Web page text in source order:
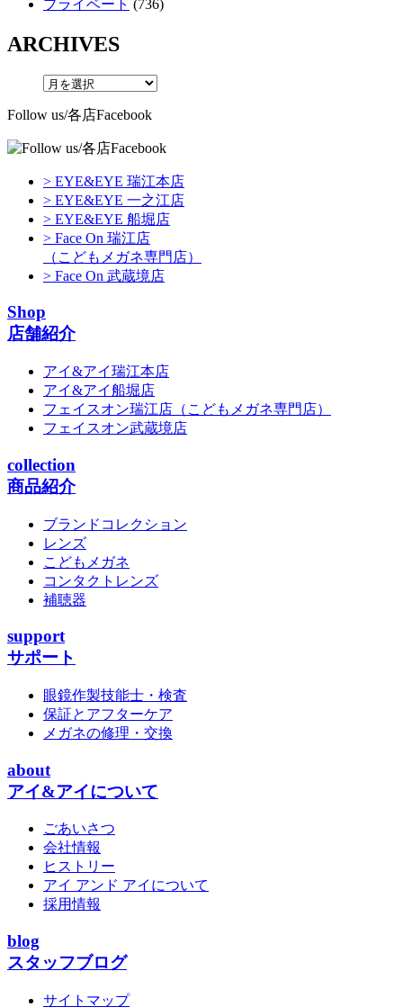
プライベート (736)
ARCHIVES
Follow us/各店Facebook
> EYE&EYE 瑞江本店
> EYE&EYE 一之江店
> EYE&EYE 船堀店
> Face On 瑞江店
（こどもメガネ専門店）
> Face On 武蔵境店
Shop
店舗紹介
アイ&アイ瑞江本店
アイ&アイ船堀店
フェイスオン瑞江店 （こどもメガネ専門店）
フェイスオン武蔵境店
collection
商品紹介
ブランドコレクション
レンズ
こどもメガネ
コンタクトレンズ
補聴器
support
サポート
眼鏡作製技能士・検査
保証とアフターケア
メガネの修理・交換
about
アイ&アイについて
ごあいさつ
会社情報
ヒストリー
アイ アンド アイについて
採用情報
blog
スタッフブログ
サイトマップ